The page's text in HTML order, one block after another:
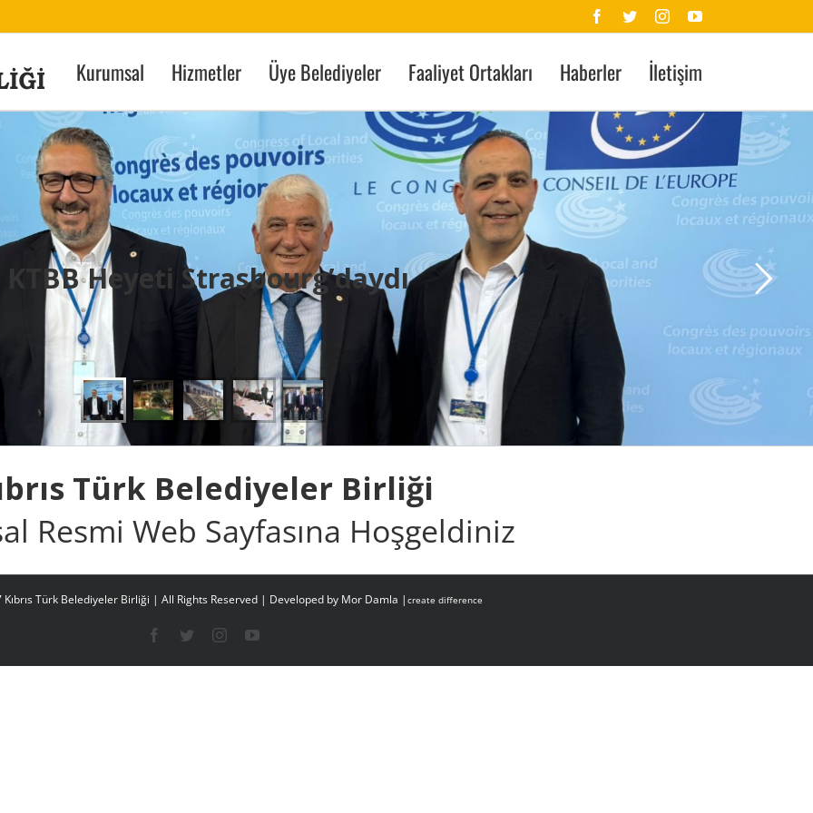
Facebook
TwitterInstagramYouTube
Kurumsal Hizmetler Üye Belediyeler Faaliyet Ortakları Haberler İletişim
KTBB Heyeti Strasbourg’daydı
Türk Belediyeler Birliği
Resmi Web Sayfasına Hoşgeldiniz
Türk Belediyeler Birliği | All Rights Reserved | Developed by Mor Damla | create difference
Facebook
TwitterInstagramYouTube